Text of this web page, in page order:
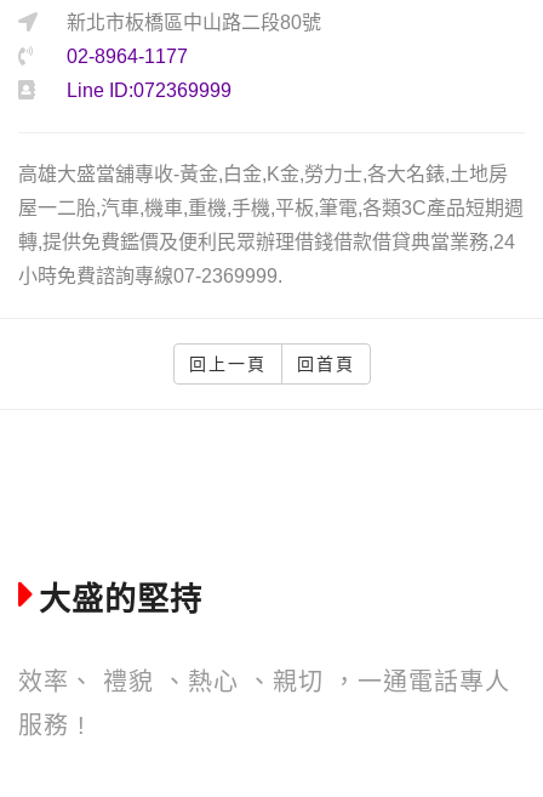
新北市板橋區中山路二段80號
02-8964-1177
Line ID:072369999
高雄大盛當舖專收-黃金,白金,K金,勞力士,各大名錶,土地房
屋一二胎,汽車,機車,重機,手機,平板,筆電,各類3C產品短期週
轉,提供免費鑑價及便利民眾辦理借錢借款借貸典當業務,24
小時免費諮詢專線07-2369999.
回上一頁 回首頁
大盛的堅持
效率、 禮貌 、熱心 、親切 ，一通電話專人
服務 !